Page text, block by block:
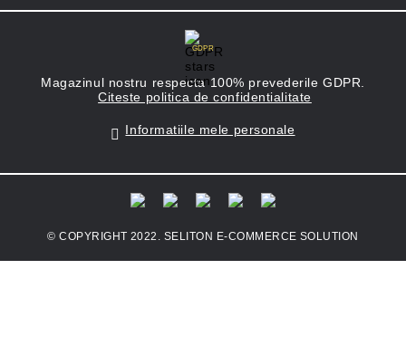
GDPR
Magazinul nostru respecta 100% prevederile GDPR.
Citeste politica de confidentialitate
Informatiile mele personale
© COPYRIGHT 2022. SELITON E-COMMERCE SOLUTION